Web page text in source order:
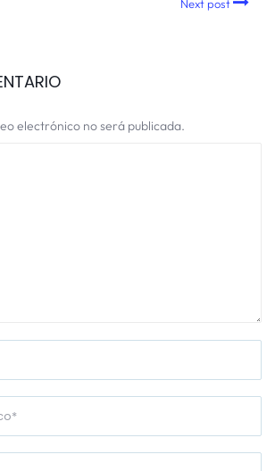
Next post
electrónico no será publicada.